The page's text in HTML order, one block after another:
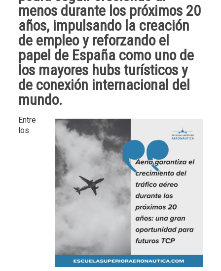
menos durante los próximos 20
años, impulsando la creación
de empleo y reforzando el
papel de España como uno de
los mayores hubs turísticos y
de conexión internacional del
mundo.
Entre
los